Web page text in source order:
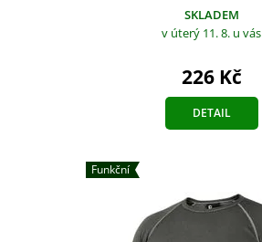
SKLADEM
v úterý 11. 8. u vás
226 Kč
DETAIL
Funkční